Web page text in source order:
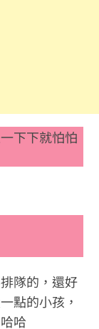
下下就怕怕
隊的，還好
點的小孩，
哈